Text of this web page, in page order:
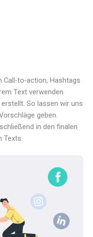
Call-to-action, Hashtags
Text verwenden
So lassen wir uns
geben.
in den finalen
Texts.